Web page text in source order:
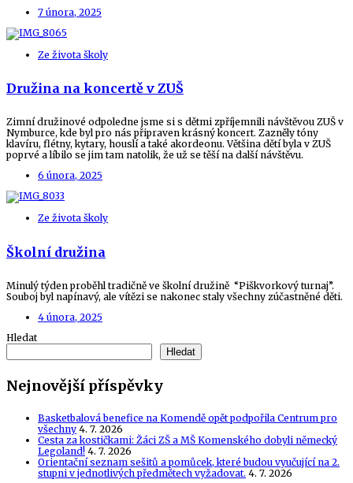
7 února, 2025
Ze života školy
Družina na koncertě v ZUŠ
Zimní družinové odpoledne jsme si s dětmi zpříjemnili návštěvou ZUŠ v
Nymburce, kde byl pro nás připraven krásný koncert. Zazněly tóny
klavíru, flétny, kytary, houslí a také akordeonu. Většina dětí byla v ZUŠ
poprvé a líbilo se jim tam natolik, že už se těší na další návštěvu.
6 února, 2025
Ze života školy
Školní družina
Minulý týden proběhl tradičně ve školní družině “Piškvorkový turnaj”.
Souboj byl napínavý, ale vítězi se nakonec staly všechny zúčastněné děti.
4 února, 2025
Hledat
Hledat
Nejnovější příspěvky
Basketbalová benefice na Komendě opět podpořila Centrum pro
všechny 4. 7. 2026
Cesta za kostičkami: Žáci ZŠ a MŠ Komenského dobyli německý
Legoland! 4. 7. 2026
Orientační seznam sešitů a pomůcek, které budou vyučující na 2.
stupni v jednotlivých předmětech vyžadovat. 4. 7. 2026